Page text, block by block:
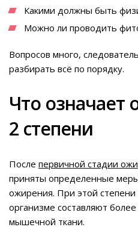
Какими должны быть
Можно ли проводить
Вопросов много,
разбирать всё по порядку.
Что означает
2 степени
После первичной стадии
приняты определенные
ожирения. При этой
организме составляют
мышечной ткани.